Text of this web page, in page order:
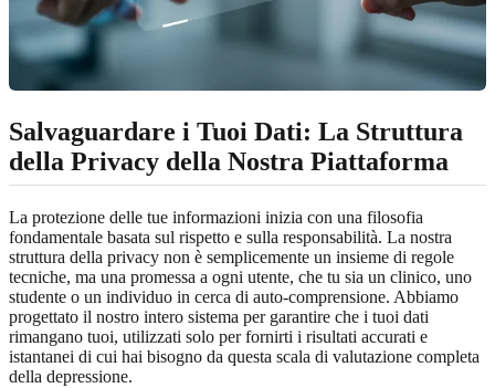
Salvaguardare i Tuoi Dati: La Struttura
della Privacy della Nostra Piattaforma
La protezione delle tue informazioni inizia con una filosofia
fondamentale basata sul rispetto e sulla responsabilità. La nostra
struttura della privacy non è semplicemente un insieme di regole
tecniche, ma una promessa a ogni utente, che tu sia un clinico, uno
studente o un individuo in cerca di auto-comprensione. Abbiamo
progettato il nostro intero sistema per garantire che i tuoi dati
rimangano tuoi, utilizzati solo per fornirti i risultati accurati e
istantanei di cui hai bisogno da questa scala di valutazione completa
della depressione.